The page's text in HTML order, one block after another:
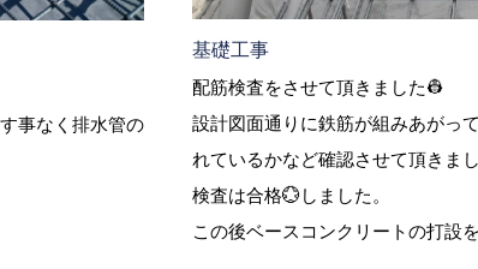
事なく排水管の
基礎工事
配筋検査をさせて頂きました👷
設計図面通りに鉄筋が組みあがっ
れているかなど確認させて頂きま
検査は合格💮しました。
この後ベースコンクリートの打設